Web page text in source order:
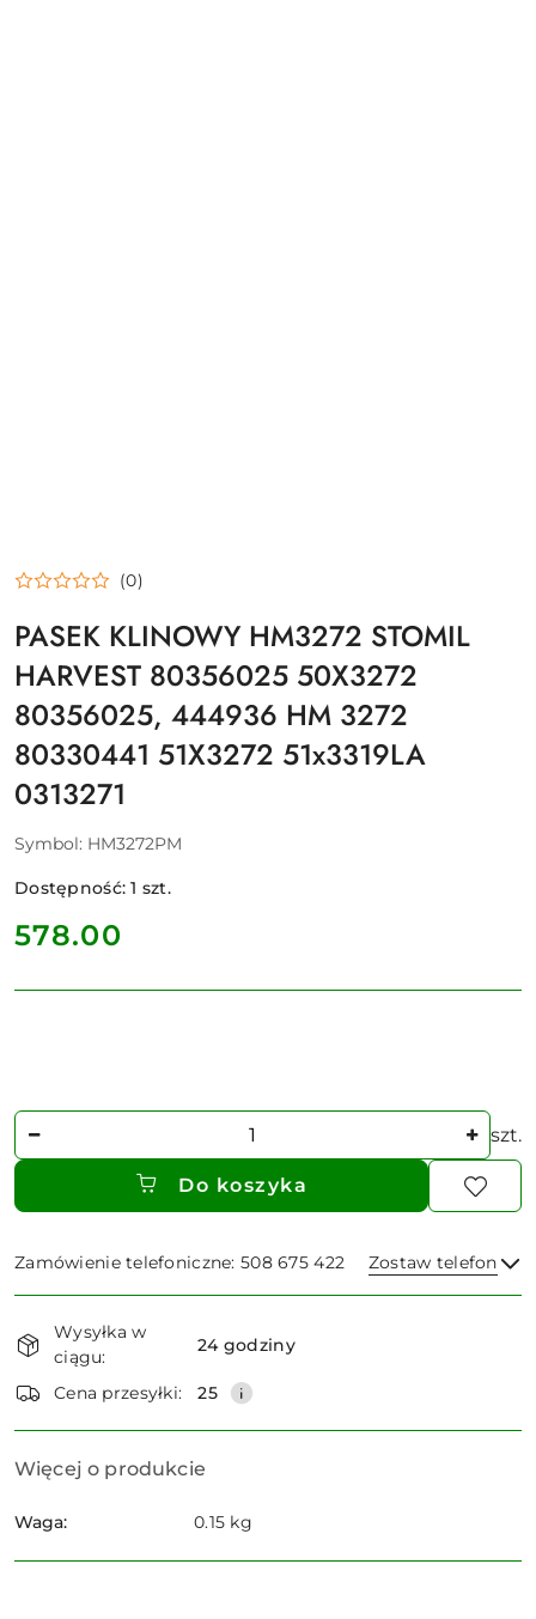
(0)
PASEK KLINOWY HM3272 STOMIL
HARVEST 80356025 50X3272
80356025, 444936 HM 3272
80330441 51X3272 51x3319LA
0313271
Symbol: HM3272PM
Dostępność:1 szt.
cena:
578.00
Ilość szt.
Do koszyka
Zamówienie telefoniczne: 508 675 422 Zostaw telefon
i
dostawa
Wysyłka w
ciągu:
24 godziny
Cena przesyłki: 25
Więcej o produkcie
Waga: 0.15 kg